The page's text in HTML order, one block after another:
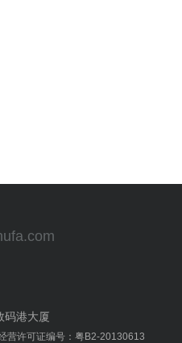
码港大厦
营许可证编号：粤B2-20130613